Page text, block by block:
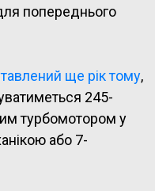
попереднього
ще рік тому,
245-
турбомотором у
або 7-